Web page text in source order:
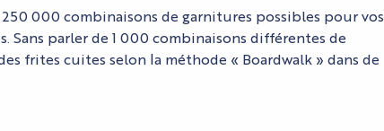
000 combinaisons de garnitures possibles pour vos
Sans parler de 1 000 combinaisons différentes de
frites cuites selon la méthode « Boardwalk » dans de